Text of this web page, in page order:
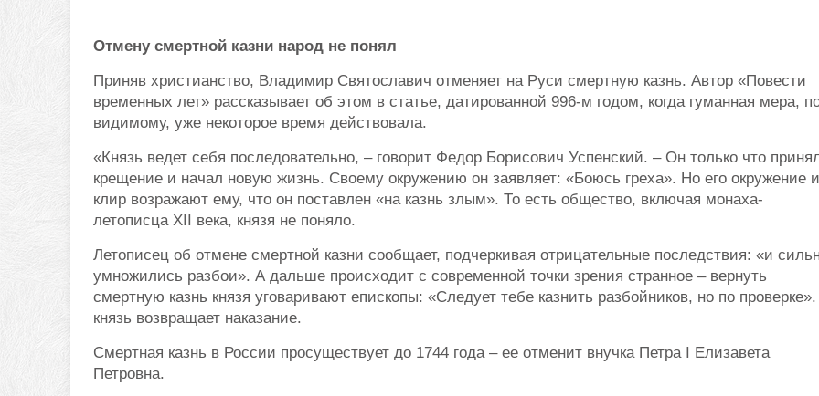
Отмену смертной казни народ не понял
Приняв христианство, Владимир Святославич отменяет на Руси смертную казнь. Автор «Повести
временных лет» рассказывает об этом в статье, датированной 996-м годом, когда гуманная мера,
видимому, уже некоторое время действовала.
«Князь ведет себя последовательно, – говорит Федор Борисович Успенский. – Он только что
крещение и начал новую жизнь. Своему окружению он заявляет: «Боюсь греха». Но его окружение и
клир возражают ему, что он поставлен «на казнь злым». То есть общество, включая монаха-
летописца XII века, князя не поняло.
Летописец об отмене смертной казни сообщает, подчеркивая отрицательные последствия: «и
умножились разбои». А дальше происходит с современной точки зрения странное – вернуть
смертную казнь князя уговаривают епископы: «Следует тебе казнить разбойников, но по
князь возвращает наказание.
Смертная казнь в России просуществует до 1744 года – ее отменит внучка Петра I Елизавета
Петровна.